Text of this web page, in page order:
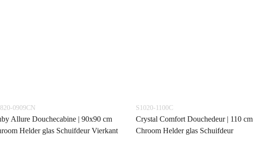
0909CN
Allure Douchecabine | 90x90 cm
Helder glas Schuifdeur Vierkant
S1020-1100C
Crystal Comfort Douchedeur | 110 cm
Chroom Helder glas Schuifdeur